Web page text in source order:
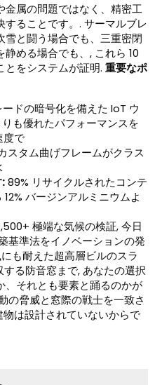
金属の問題ではなく、精密工
ることです。. サーマルブレ
と闘う場合でも、三重密閉
める場合でも、, これら 10
とをシステムが証明. 重要なポ
ドの暗号化を備えた IoT ウ
も優れたパフォーマンスを
度で
スタム曲げフレームがクラス
89% リサイクルされたコンテ
バージンアルミニウムよ
極端な気候の検証, 今日
基準法をイノベーションの発
も耐えた超高層ビルのスラ
る防音窓まで, あなたの選択
、それとも要素と踊るのかが
の脅威と窓際の戦士を一致さ
は設計されていないからで